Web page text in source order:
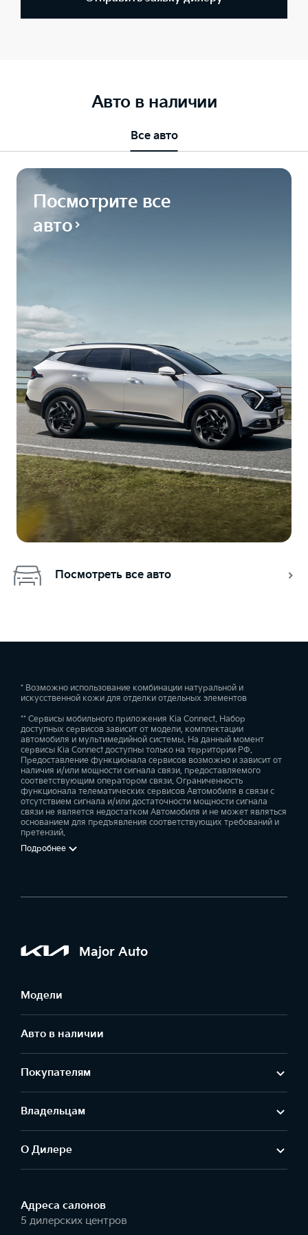
Авто в наличии
Все авто
Посмотрите все
авто
Посмотреть все авто
* Возможно использование комбинации натуральной и
искусственной кожи для отделки отдельных элементов
** Сервисы мобильного приложения Kia Connect. Набор
доступных сервисов зависит от модели, комплектации
автомобиля и мультимедийной системы. На данный момент
сервисы Kia Connect доступны только на территории РФ.
Предоставление функционала сервисов возможно и зависит от
наличия и/или мощности сигнала связи, предоставляемого
соответствующим оператором связи. Ограниченность
функционала телематических сервисов Автомобиля в связи с
отсутствием сигнала и/или достаточности мощности сигнала
связи не является недостатком Автомобиля и не может являться
основанием для предъявления соответствующих требований и
претензий.
Подробнее
Major Auto
Модели
Авто в наличии
Покупателям
Владельцам
О Дилере
Адреса салонов
5 дилерских центров